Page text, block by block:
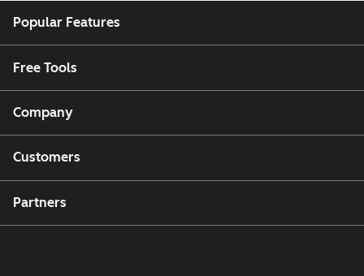
Popular Features
Free Tools
Company
Customers
Partners